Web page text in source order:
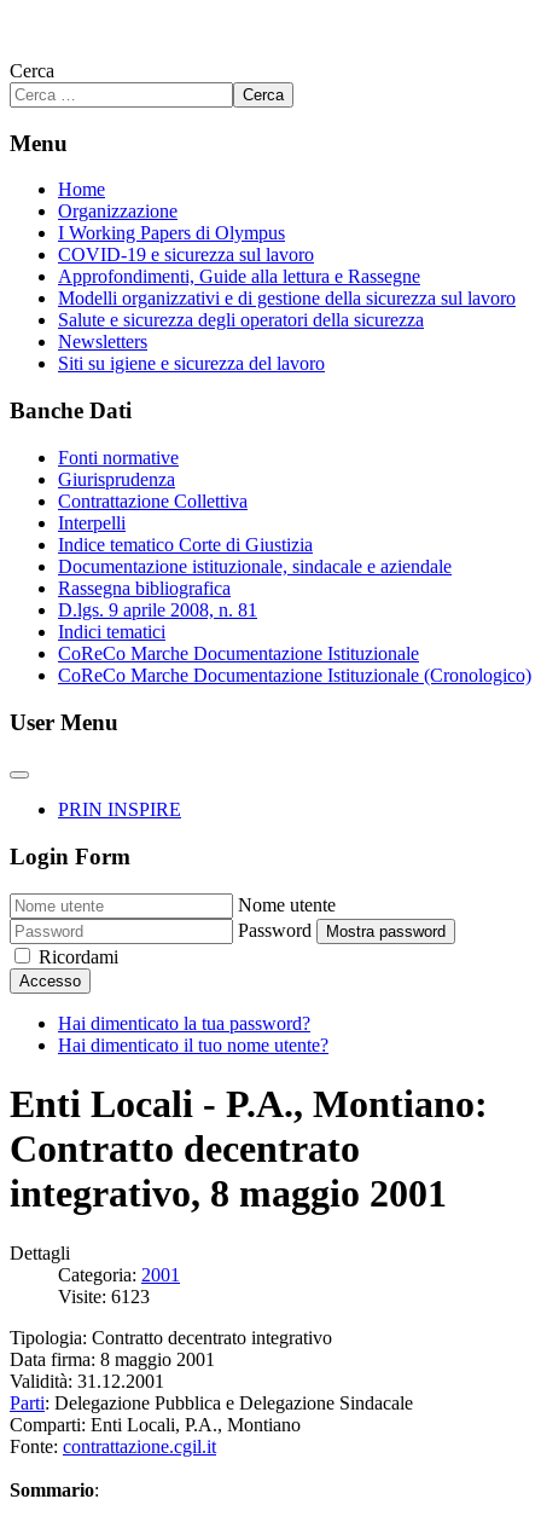
Cerca
Cerca
Menu
Home
Organizzazione
I Working Papers di Olympus
COVID-19 e sicurezza sul lavoro
Approfondimenti, Guide alla lettura e Rassegne
Modelli organizzativi e di gestione della sicurezza sul lavoro
Salute e sicurezza degli operatori della sicurezza
Newsletters
Siti su igiene e sicurezza del lavoro
Banche Dati
Fonti normative
Giurisprudenza
Contrattazione Collettiva
Interpelli
Indice tematico Corte di Giustizia
Documentazione istituzionale, sindacale e aziendale
Rassegna bibliografica
D.lgs. 9 aprile 2008, n. 81
Indici tematici
CoReCo Marche Documentazione Istituzionale
CoReCo Marche Documentazione Istituzionale (Cronologico)
User Menu
PRIN INSPIRE
Login Form
Nome utente
Password
Mostra password
Ricordami
Accesso
Hai dimenticato la tua password?
Hai dimenticato il tuo nome utente?
Enti Locali - P.A., Montiano:
Contratto decentrato
integrativo, 8 maggio 2001
Dettagli
Categoria: 2001
Visite: 6123
Tipologia: Contratto decentrato integrativo
Data firma: 8 maggio 2001
Validità: 31.12.2001
Parti: Delegazione Pubblica e Delegazione Sindacale
Comparti: Enti Locali, P.A., Montiano
Fonte: contrattazione.cgil.it
Sommario: